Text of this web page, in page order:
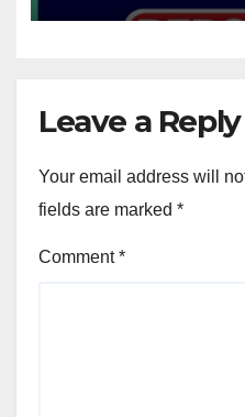
Leave a Reply
Your email address will
fields are marked *
Comment*